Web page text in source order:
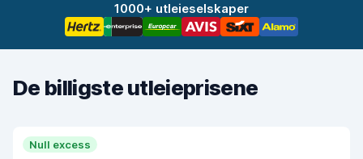
1000+ utleieselskaper
De billigste utleieprisene
Null excess